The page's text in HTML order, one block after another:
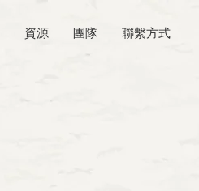
資源 團隊 聯繫方式